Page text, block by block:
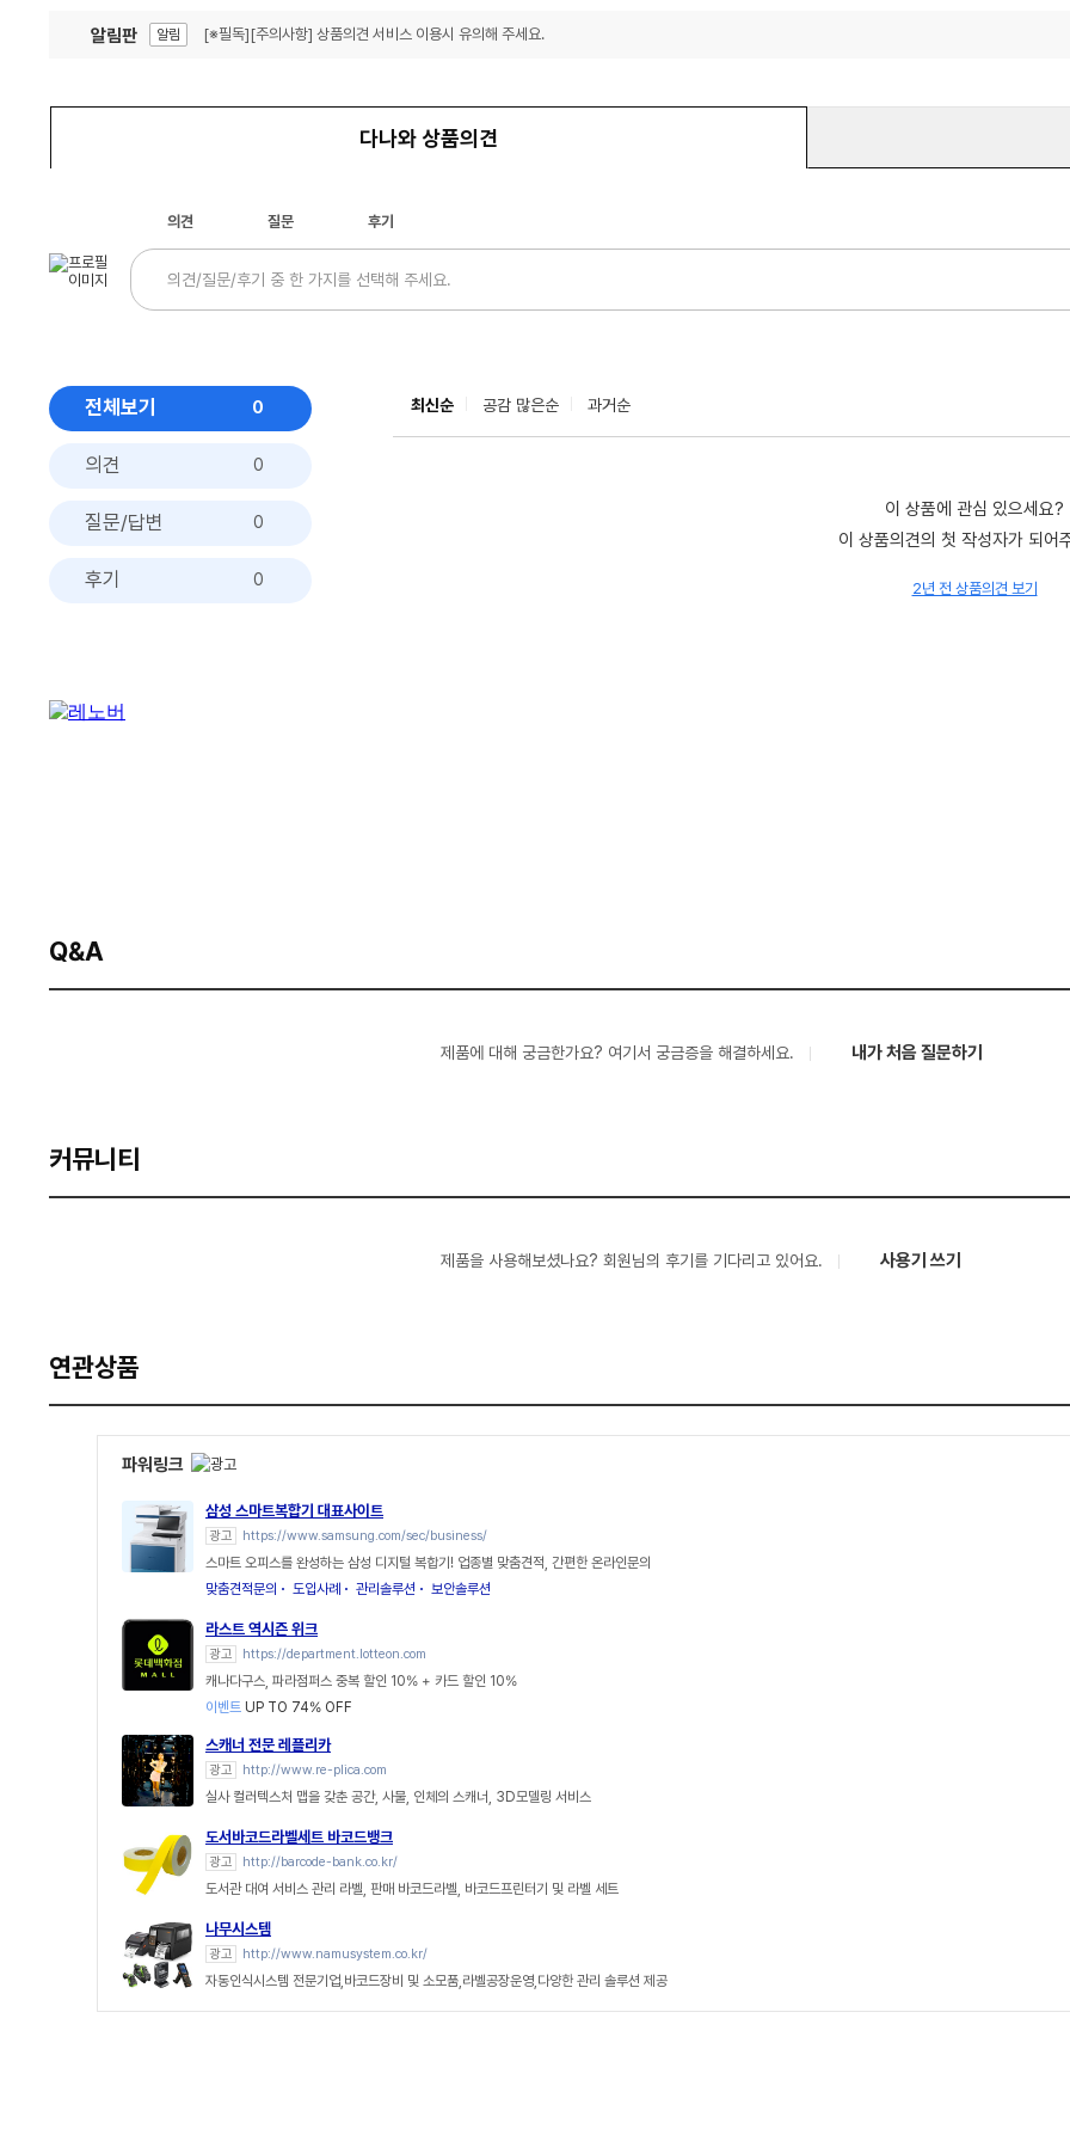
알림판 알림 [※필독][주의사항] 상품의견 서비스 이용시 유의해 주세요.
다나와 상품의견
의견 질문 후기
전체보기 0
의견 0
질문/답변 0
후기 0
최신순 공감 많은순 과거순
이 상품에 관심 있으세요?
이 상품의견의 첫 작성자가 되어
2년 전 상품의견 보기
Q&A
제품에 대해 궁금한가요? 여기서 궁금증을 해결하세요. 내가 처음 질문하기
커뮤니티
제품을 사용해보셨나요? 회원님의 후기를 기다리고 있어요. 사용기 쓰기
연관상품
파워링크
삼성 스마트복합기 대표사이트
광고 https://www.samsung.com/sec/business/
스마트 오피스를 완성하는 삼성 디지털 복합기! 업종별 맞춤견적, 간편한 온라인문의
맞춤견적문의
도입사례 관리솔루션 보안솔루션
라스트 역시즌 위크
광고 https://department.lotteon.com
캐나다구스, 파라점퍼스 중복 할인 10% + 카드 할인 10%
이벤트 UP TO 74% OFF
스캐너 전문 레플리카
광고 http://www.re-plica.com
실사 컬러텍스처 맵을 갖춘 공간, 사물, 인체의 스캐너, 3D모델링 서비스
도서바코드라벨세트 바코드뱅크
광고 http://barcode-bank.co.kr/
도서관 대여 서비스 관리 라벨, 판매 바코드라벨, 바코드프린터기 및 라벨 세트
나무시스템
광고 http://www.namusystem.co.kr/
자동인식시스템 전문기업,바코드장비 및 소모품,라벨공장운영,다양한 관리 솔루션 제공